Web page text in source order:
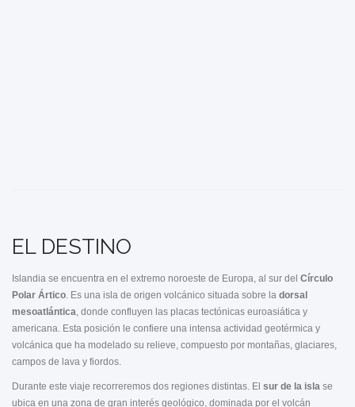
EL DESTINO
Islandia se encuentra en el extremo noroeste de Europa, al sur del Círculo
Polar Ártico . Es una isla de origen volcánico situada sobre la dorsal
mesoatlántica , donde confluyen las placas tectónicas euroasiática y
americana. Esta posición le confiere una intensa actividad geotérmica y
volcánica que ha modelado su relieve, compuesto por montañas, glaciares,
campos de lava y fiordos.
Durante este viaje recorreremos dos regiones distintas. El sur de la isla se
ubica en una zona de gran interés geológico, dominada por el volcán